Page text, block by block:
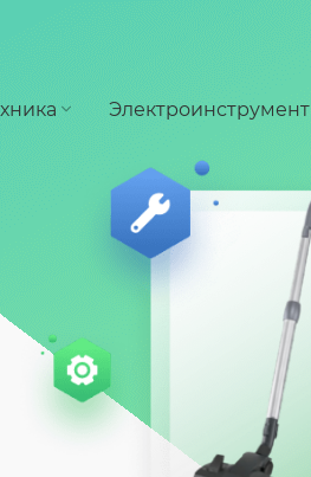
Электроинструмент